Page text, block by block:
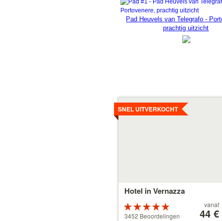
Pad Heuvels van Telegrafo -
prachtig uitzicht
Hotel in Vernazza
SNEL UITVERKOCHT
Beoordeeld
als 5 sterren
3452 Beoordelingen
vanaf
44 €
Details
bekijken